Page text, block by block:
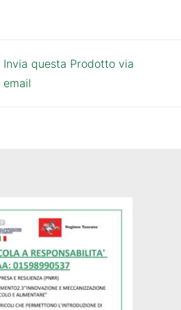
Invia questa Prodotto via
email